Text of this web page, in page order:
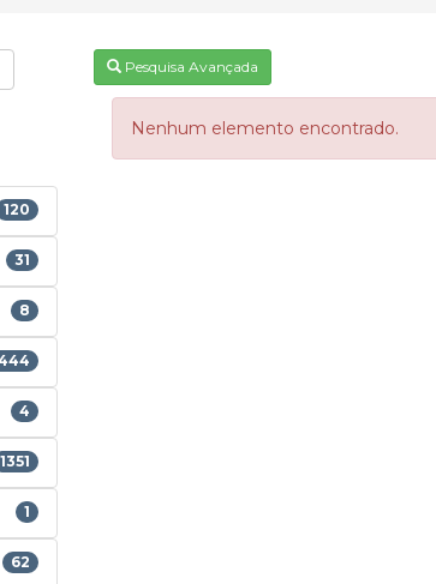
120
31
8
4
1351
1
62
Pesquisa Avançada
Nenhum elemento encontrado.